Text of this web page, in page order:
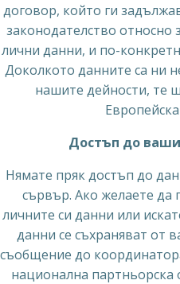
договор, който ги
законодателство относно
лични данни, и по-
Доколкото данните са ни
нашите дейности, те
Достъп до
Нямате пряк достъп до
сървър. Ако желаете да
личните си данни или
данни се съхраняват от
съобщение до
национална партньорска